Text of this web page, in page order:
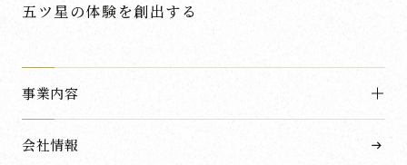
五ツ星の体験を創出する
事業内容
会社情報